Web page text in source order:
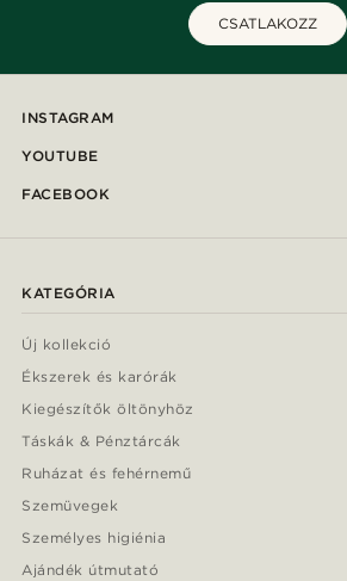
CSATLAKOZZ
INSTAGRAM
YOUTUBE
FACEBOOK
KATEGÓRIA
Új kollekció
Ékszerek és karórák
Kiegészítők öltönyhöz
Táskák & Pénztárcák
Ruházat és fehérnemű
Szemüvegek
Személyes higiénia
Ajándék útmutató